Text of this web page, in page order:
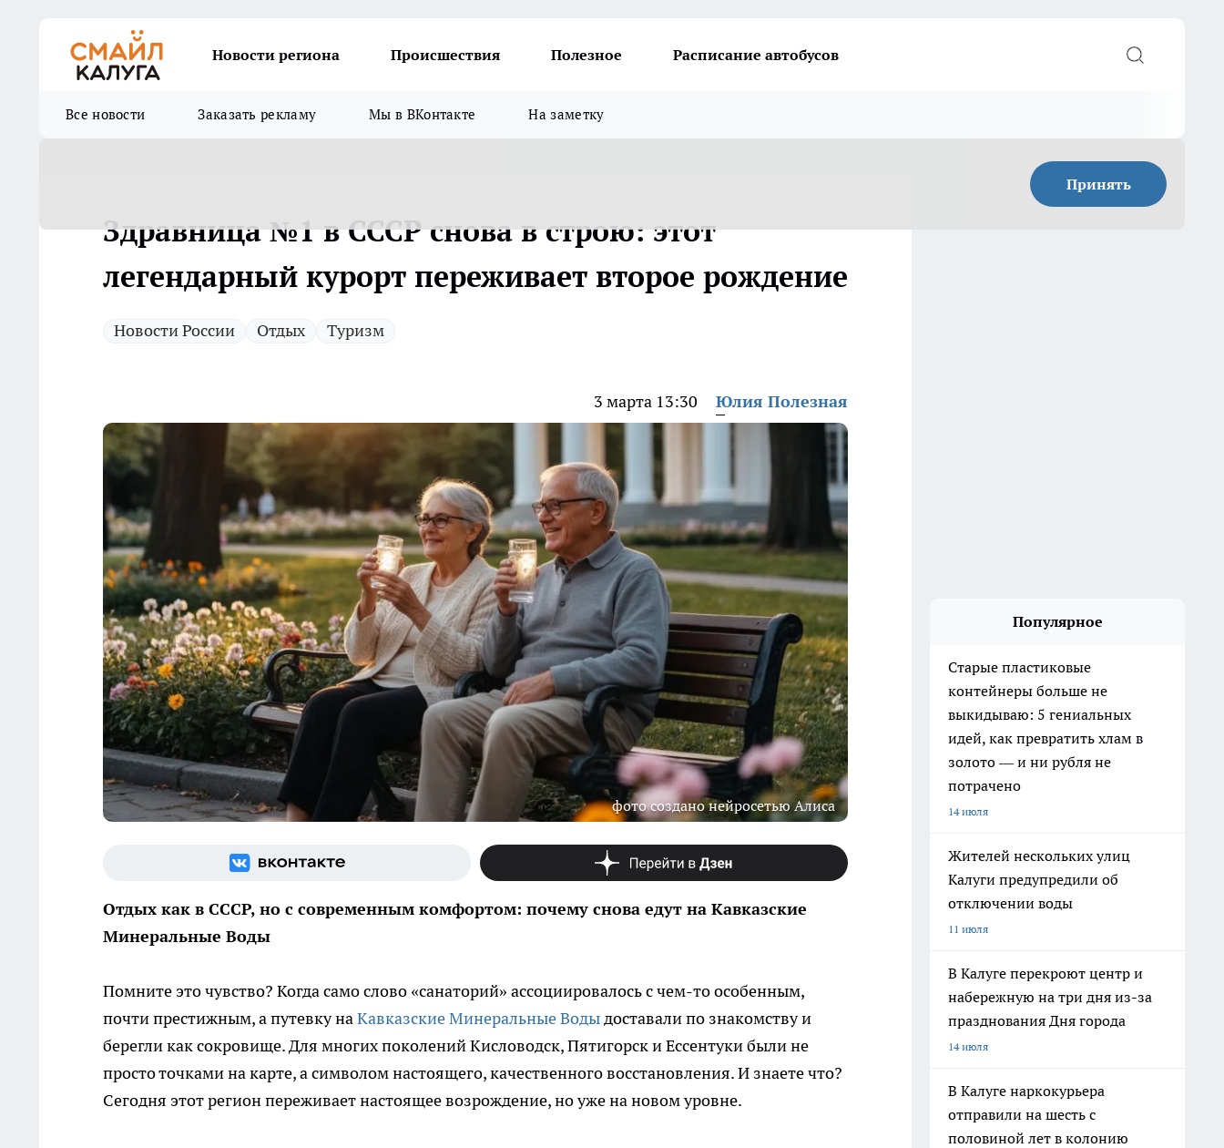
Новости региона Происшествия Полезное Расписание автобусов
Все новости Заказать рекламу Мы в ВКонтакте На заметку
Принять
Здравница №1 в СССР снова в строю: этот
легендарный курорт переживает второе рождение
Новости России Отдых Туризм
3 марта 13:30 Юлия Полезная
фото создано нейросетью Алиса
Отдых как в СССР, но с современным комфортом: почему снова едут на Кавказские
Минеральные Воды
Помните это чувство? Когда само слово «санаторий» ассоциировалось с чем-то особенным,
почти престижным, а путевку наКавказские Минеральные Водыдоставали по знакомству и
берегли как сокровище. Для многих поколений Кисловодск, Пятигорск и Ессентуки были не
просто точками на карте, а символом настоящего, качественного восстановления. И знаете что?
Сегодня этот регион переживает настоящее возрождение, но уже на новом уровне.
Популярное
Старые пластиковые
контейнеры больше не
выкидываю: 5 гениальных
идей, как превратить хлам в
золото — и ни рубля не
потрачено
14 июля
Жителей нескольких улиц
Калуги предупредили об
отключении воды
11 июля
В Калуге перекроют центр и
набережную на три дня из-за
празднования Дня города
14 июля
В Калуге наркокурьера
отправили на шесть с
половиной лет в колонию